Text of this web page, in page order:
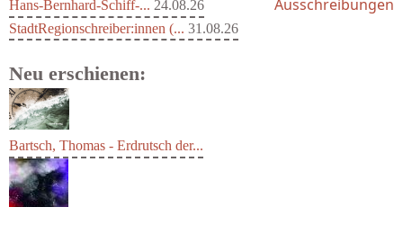
Hans-Bernhard-Schiff-... 24.08.26
StadtRegionschreiber:innen (... 31.08.26
Ausschreibungen
Neu erschienen:
Bartsch, Thomas - Erdrutsch der...